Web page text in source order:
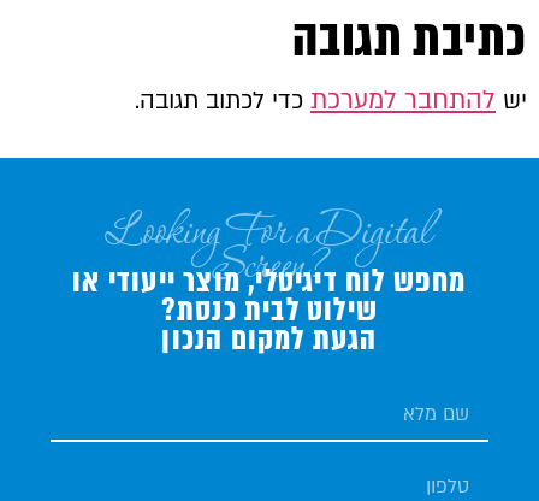
כתיבת תגובה
יש להתחבר למערכת כדי לכתוב תגובה.
Looking For a Digital
Screen?
מחפש לוח דיגיטלי, מוצר ייעודי או
שילוט לבית כנסת?
הגעת למקום הנכון